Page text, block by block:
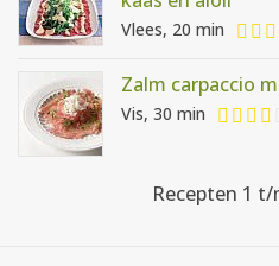
Vlees, 20 min
Zalm carpaccio
Vis, 30 min
Recepten 1 t/